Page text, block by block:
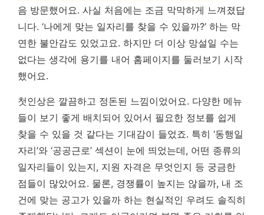
음 방문했어요. 사실 처음에는 조금 막막하게 느껴졌답
니다. ‘나에게 맞는 일자리를 찾을 수 있을까?’ 하는 막
연한 불안감도 있었고요. 하지만 더 이상 망설일 수는
없다는 생각에 용기를 내어 홈페이지를 둘러보기 시작
했어요.
첫인상은 깔끔하고 정돈된 느낌이었어요. 다양한 메뉴
들이 보기 좋게 배치되어 있어서 필요한 정보를 쉽게
찾을 수 있을 것 같다는 기대감이 들었죠. 특히 ‘동행일
자리’와 ‘공공근로’ 섹션이 눈에 띄었는데, 어떤 종류의
일자리들이 있는지, 지원 자격은 무엇인지 등 궁금한
점들이 많았어요. 물론, 경쟁률이 높지는 않을까, 내 조
건에 맞는 공고가 있을까 하는 현실적인 우려도 솔직히